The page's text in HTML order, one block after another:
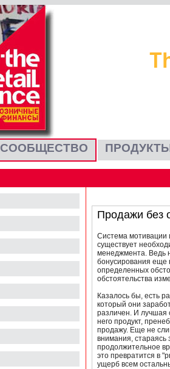
СООБЩЕСТВО
Продажи без
Система мотивации
существует
менеджмента. Ведь
бонусирования еще
определенных
обстоятельства
Казалось бы, есть
который они
различен. И лучшая
него продукт,
продажу. Еще не
внимания, стараясь
продолжительное
это превратится в
ущерб всем